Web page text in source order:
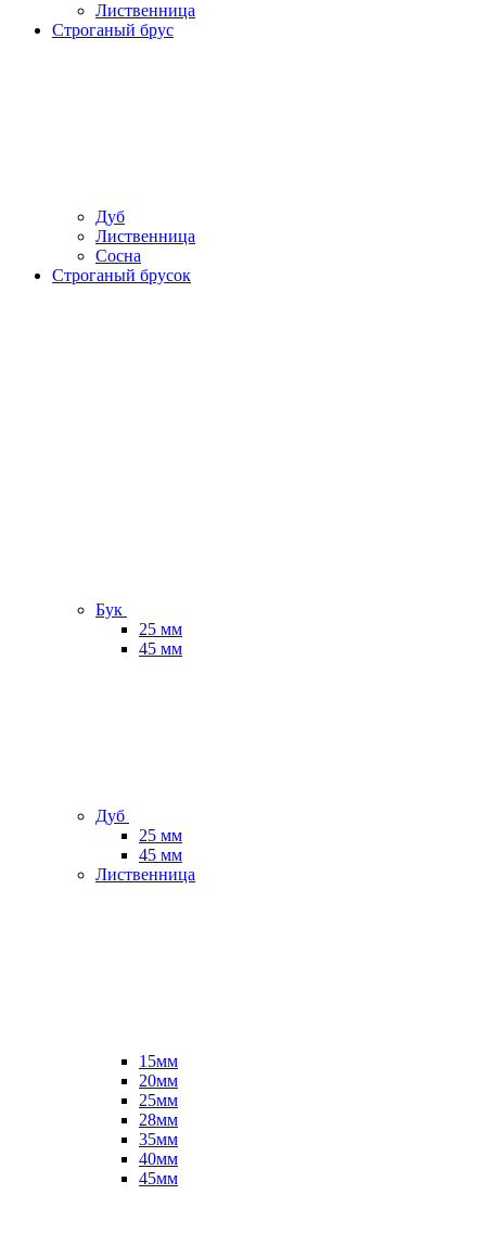
Лиственница
Строганый брус
Дуб
Лиственница
Сосна
Строганый брусок
Бук
25 мм
45 мм
Дуб
25 мм
45 мм
Лиственница
15мм
20мм
25мм
28мм
35мм
40мм
45мм